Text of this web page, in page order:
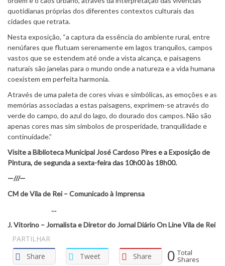
quotidianas próprias dos diferentes contextos culturais das
cidades que retrata.
Nesta exposição, “a captura da essência do ambiente rural, entre
nenúfares que flutuam serenamente em lagos tranquilos, campos
vastos que se estendem até onde a vista alcança, e paisagens
naturais são janelas para o mundo onde a natureza e a vida humana
coexistem em perfeita harmonia.
Através de uma paleta de cores vivas e simbólicas, as emoções e as
memórias associadas a estas paisagens, exprimem-se através do
verde do campo, do azul do lago, do dourado dos campos. Não são
apenas cores mas sim símbolos de prosperidade, tranquilidade e
continuidade.”
Visite a Biblioteca Municipal José Cardoso Pires e a Exposição de
Pintura, de segunda a sexta-feira das 10h00 às 18h00.
—///—
CM de Vila de Rei – Comunicado à Imprensa
…
J. Vitorino – Jornalista e Diretor do Jornal Diário On Line Vila de Rei
PARTILHAR
Share
Tweet Share 0 Total
Shares